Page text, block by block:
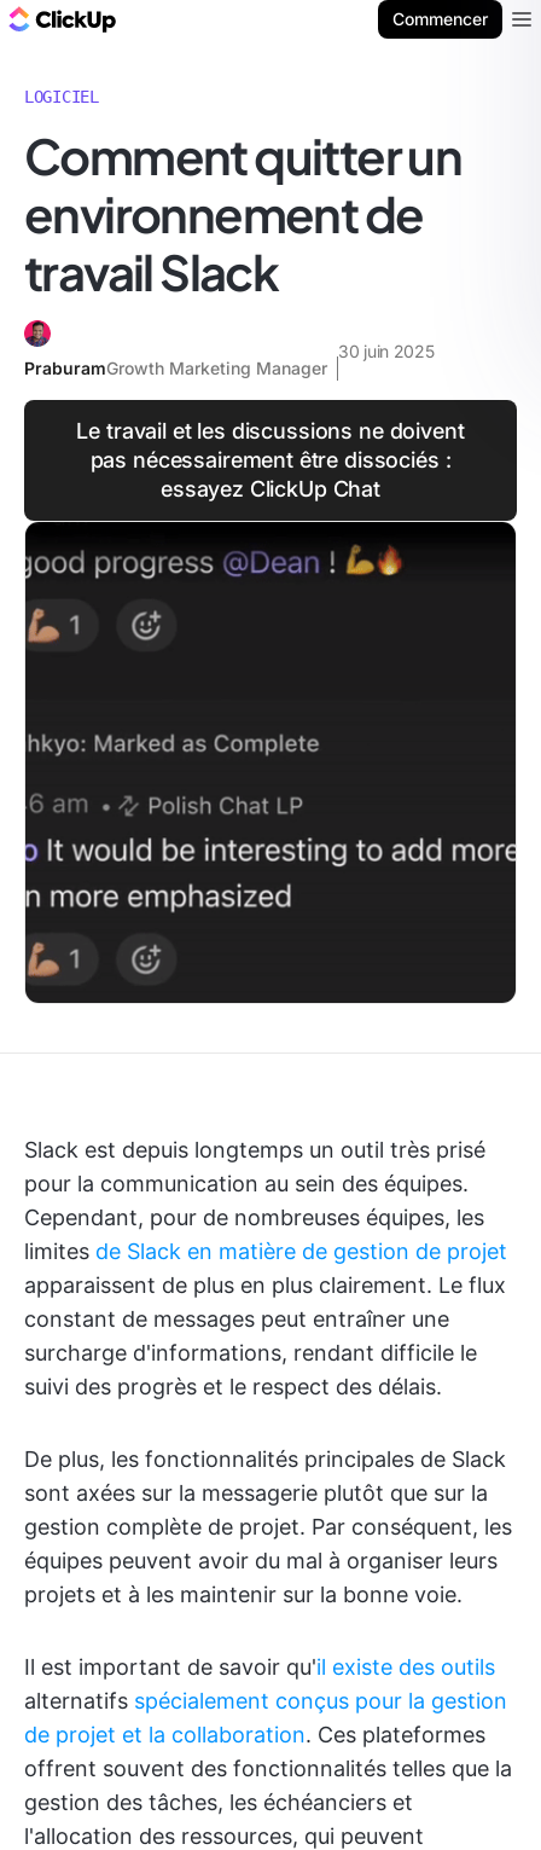
Commencer
LOGICIEL
Comment quitter un
environnement de
travail Slack
PraburamGrowth Marketing Manager
30 juin 2025
Le travail et les discussions ne doivent
pas nécessairement être dissociés :
essayez ClickUp Chat
Slack est depuis longtemps un outil très prisé
pour la communication au sein des équipes.
Cependant, pour de nombreuses équipes, les
limites de Slack en matière de gestion de projet
apparaissent de plus en plus clairement. Le flux
constant de messages peut entraîner une
surcharge d'informations, rendant difficile le
suivi des progrès et le respect des délais.
De plus, les fonctionnalités principales de Slack
sont axées sur la messagerie plutôt que sur la
gestion complète de projet. Par conséquent, les
équipes peuvent avoir du mal à organiser leurs
projets et à les maintenir sur la bonne voie.
Il est important de savoir qu'il existe des outils
alternatifs spécialement conçus pour la gestion
de projet et la collaboration. Ces plateformes
offrent souvent des fonctionnalités telles que la
gestion des tâches, les échéanciers et
l'allocation des ressources, qui peuvent